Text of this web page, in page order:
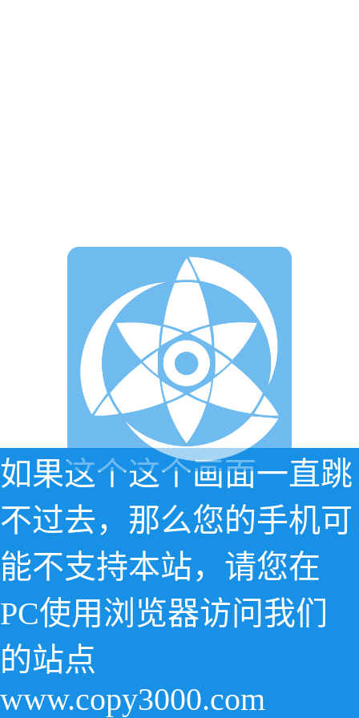
如果这个这个画面一直跳
不过去，那么您的手机可
能不支持本站，请您在
PC使用浏览器访问我们
的站点
www.copy3000.com